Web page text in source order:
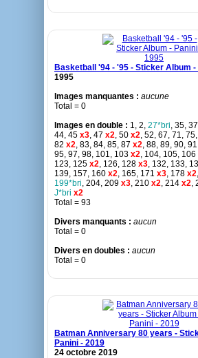
Basketball '94 - '95 - Sticker Album -
1995
Images manquantes : aucune
Total = 0
Images en double : 1, 2, 27*bri, 35,
44, 45 x3, 47 x2, 50 x2, 52, 67, 71,
82 x2, 83, 84, 85, 87 x2, 88, 89, 90, 91
95, 97, 98, 101, 103 x2, 104, 105, 106
123, 125 x2, 126, 128 x3, 132, 133,
139, 157, 160 x2, 165, 171 x3, 178 x2
199*bri, 204, 209 x3, 210 x2, 214 x2,
J*bri x2
Total = 93
Divers manquants : aucun
Total = 0
Divers en doubles : aucun
Total = 0
Batman Anniversary 80 years -
Panini - 2019
24 octobre 2019